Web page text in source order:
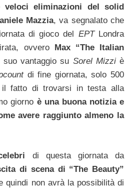
veloci eliminazioni del solid
Mazzia, va segnalato che
di gioco del EPTLondra
ovvero Max “The Italian
vantaggio su Sorel Mizziè
di fine giornata, solo 500
fatto di trovarsi in testa alla
giorno è una buona notizia e
avere raggiunto almeno la
di questa giornata da
di scena di “The Beauty”
quindi non avrà la possibilità di